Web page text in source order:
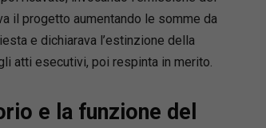
il progetto aumentando le somme da
e dichiarava l’estinzione della
atti esecutivi, poi respinta in merito.
e la funzione del